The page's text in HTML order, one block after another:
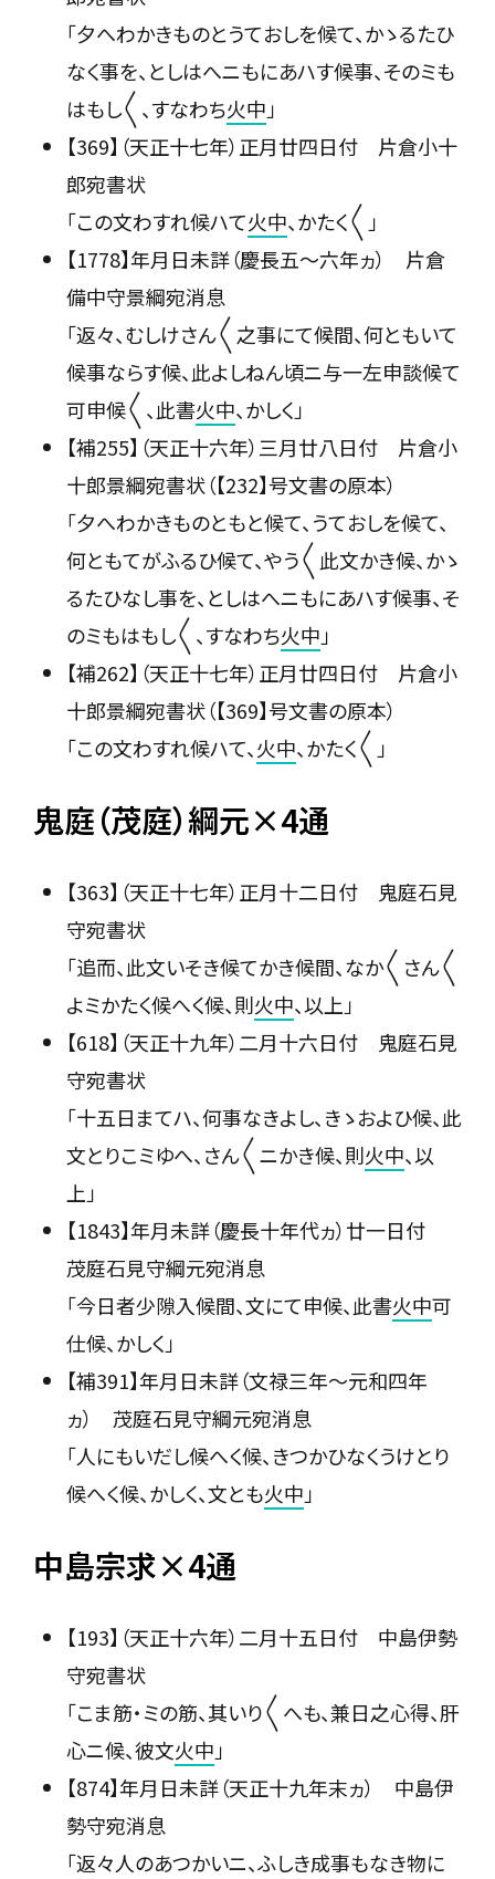
「夕へわかきものとうておしを候て、かゝるたひ
なく事を、としはへニもにあハす候事、そのミも
はもし〳〵、すなわち火中」
【369】（天正十七年）正月廿四日付 片倉小十
郎宛書状
「この文わすれ候ハて火中、かたく〳〵」
【1778】年月日未詳（慶長五〜六年ヵ） 片倉
備中守景綱宛消息
「返々、むしけさん〳〵之事にて候間、何ともいて
候事ならす候、此よしねん頃ニ与一左申談候て
可申候〳〵、此書火中、かしく」
【補255】（天正十六年）三月廿八日付 片倉小
十郎景綱宛書状（【232】号文書の原本）
「夕へわかきものともと候て、うておしを候て、
何ともてがふるひ候て、やう〳〵此文かき候、かゝ
るたひなし事を、としはへニもにあハす候事、そ
のミもはもし〳〵、すなわち火中」
【補262】（天正十七年）正月廿四日付 片倉小
十郎景綱宛書状（【369】号文書の原本）
「この文わすれ候ハて、火中、かたく〳〵」
鬼庭（茂庭）綱元×4通
【363】（天正十七年）正月十二日付 鬼庭石見
守宛書状
「追而、此文いそき候てかき候間、なか〳〵さん〳〵
よミかたく候へく候、則火中、以上」
【618】（天正十九年）二月十六日付 鬼庭石見
守宛書状
「十五日まてハ、何事なきよし、きゝおよひ候、此
文とりこミゆへ、さん〳〵ニかき候、則火中、以
上」
【1843】年月未詳（慶長十年代ヵ）廿一日付
茂庭石見守綱元宛消息
「今日者少隙入候間、文にて申候、此書火中可
仕候、かしく」
【補391】年月日未詳（文禄三年〜元和四年
ヵ） 茂庭石見守綱元宛消息
「人にもいだし候へく候、きつかひなくうけとり
候へく候、かしく、文とも火中」
中島宗求×4通
【193】（天正十六年）二月十五日付 中島伊勢
守宛書状
「こま筋・ミの筋、其いり〳〵へも、兼日之心得、肝
心ニ候、彼文火中」
【874】年月日未詳（天正十九年末ヵ） 中島伊
勢守宛消息
「返々人のあつかいニ、ふしき成事もなき物に